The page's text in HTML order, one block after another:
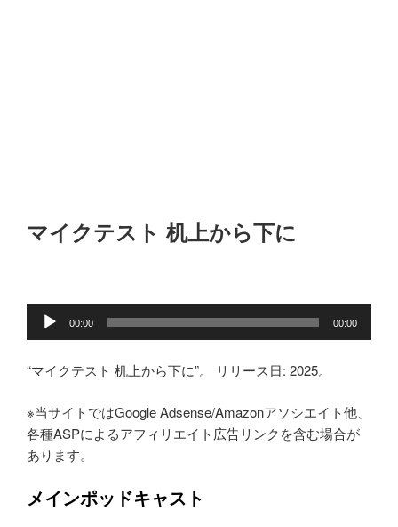
マイクテスト 机上から下に
レ
ヤ
ー
00:00 00:00
“マイクテスト 机上から下に”。 リリース日: 2025。
※当サイトではGoogle Adsense/Amazonアソシエイト他、
各種ASPによるアフィリエイト広告リンクを含む場合が
あります。
メインポッドキャスト